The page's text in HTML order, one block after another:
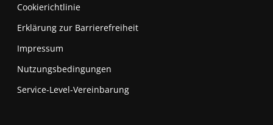
Cookierichtlinie
Erklärung zur Barrierefreiheit
Impressum
Nutzungsbedingungen
New window
Service-Level-Vereinbarung